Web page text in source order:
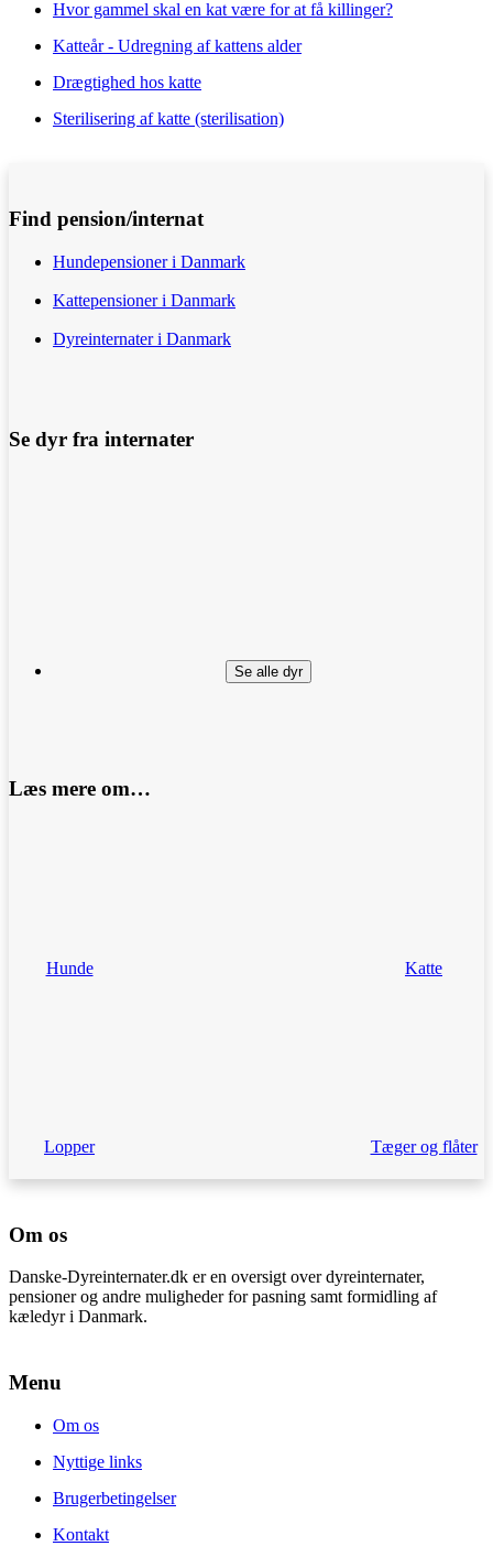
Hvor gammel skal en kat være for at få killinger?
Katteår - Udregning af kattens alder
Drægtighed hos katte
Sterilisering af katte (sterilisation)
Find pension/internat
Hundepensioner i Danmark
Kattepensioner i Danmark
Dyreinternater i Danmark
Se dyr fra internater
Se alle dyr
Læs mere om…
Hunde Katte
Lopper Tæger og flåter
Om os
Danske-Dyreinternater.dk er en oversigt over dyreinternater,
pensioner og andre muligheder for pasning samt formidling af
kæledyr i Danmark.
Menu
Om os
Nyttige links
Brugerbetingelser
Kontakt